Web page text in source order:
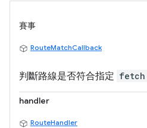
賽事
RouteMatchCallback
判斷路線是否符合指定 fetch
handler
RouteHandler